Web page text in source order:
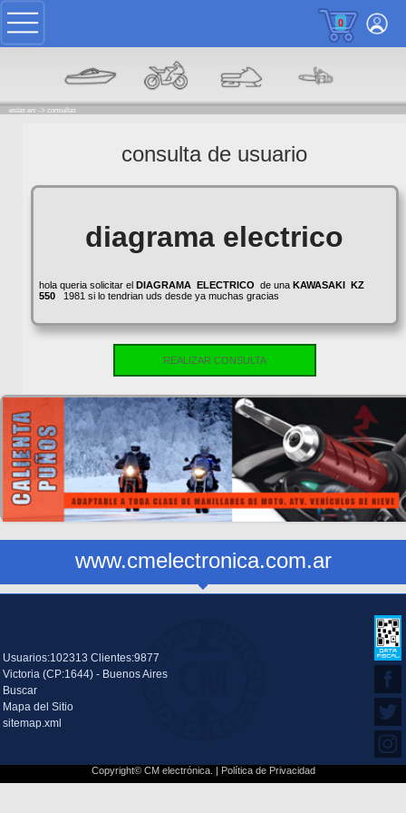
0
estas en: -> consultas
consulta de usuario
diagrama electrico
hola queria solicitar el DIAGRAMA ELECTRICO de una KAWASAKI KZ
5501981 si lo tendrian uds desde ya muchas gracias
REALIZAR CONSULTA
www.cmelectronica.com.ar
Usuarios:102313 Clientes:9877
Victoria (CP:1644) - Buenos Aires
Buscar
Mapa del Sitio
sitemap.xml
Copyright© CM electrónica. | Política de Privacidad